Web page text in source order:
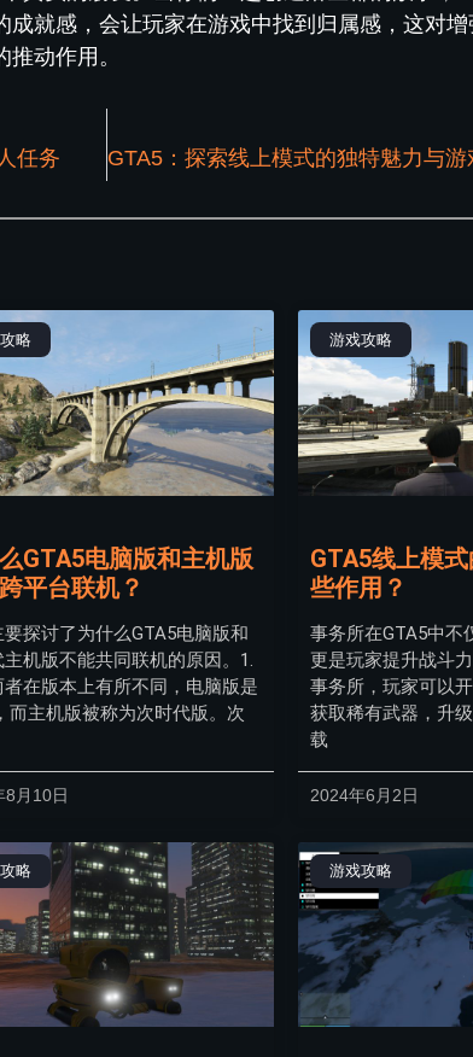
就感，会让玩家在游戏中找到归属感，这对
动作用。
任务
略
GTA5电脑版和主机版
平台联机？
探讨了为什么GTA5电脑版和
主机版不能共同联机的原因。1.
者在版本上有所不同，电脑版是
而主机版被称为次时代版。次
8月10日
游戏攻略
GTA5线上模
些作用？
事务所在GTA5中不
更是玩家提升战斗
事务所，玩家可以
获取稀有武器，升
载
2024年6月2日
略 游戏攻略